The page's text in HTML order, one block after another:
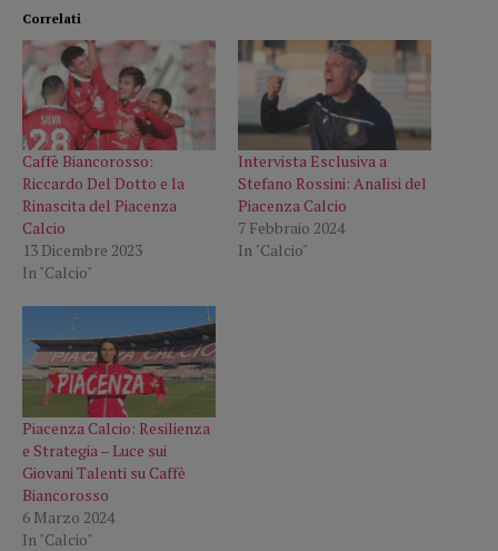
Correlati
Caffè Biancorosso:
Riccardo Del Dotto e la
Rinascita del Piacenza
Calcio
13 Dicembre 2023
In "Calcio"
Intervista Esclusiva a
Stefano Rossini: Analisi del
Piacenza Calcio
7 Febbraio 2024
In "Calcio"
Piacenza Calcio: Resilienza
e Strategia – Luce sui
Giovani Talenti su Caffè
Biancorosso
6 Marzo 2024
In "Calcio"